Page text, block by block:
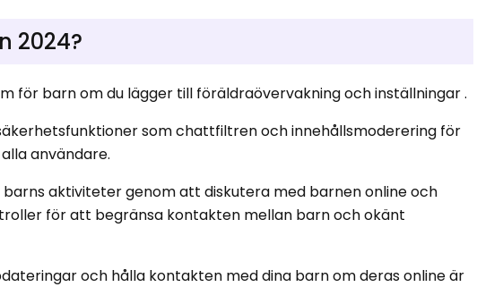
2024?
för barn om du lägger till föräldraövervakning och inställningar .
som chattfiltren och innehållsmoderering för
användare.
aktiviteter genom att diskutera med barnen online och
för att begränsa kontakten mellan barn och okänt
och hålla kontakten med dina barn om deras online är